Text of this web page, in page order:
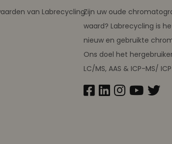
van LabrecyclingZijn uw oude
waard? Labrecycling is
nieuw en gebruikte
Ons doel het
LC/MS, AAS & ICP-MS/